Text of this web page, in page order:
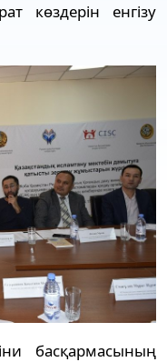
көздерін енгізу
басқармасының